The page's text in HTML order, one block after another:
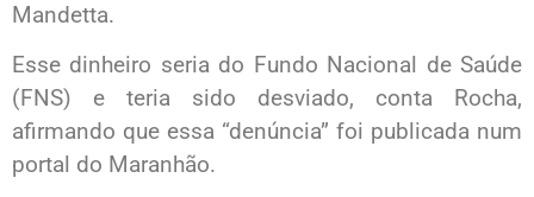
Mandetta.
Esse dinheiro seria do Fundo Nacional de Saúde
(FNS) e teria sido desviado, conta Rocha,
afirmando que essa “denúncia” foi publicada num
portal do Maranhão.